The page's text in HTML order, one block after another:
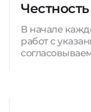
В начале
работ с